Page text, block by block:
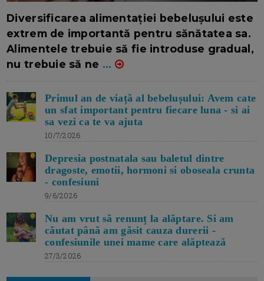
Diversificarea alimentației bebelușului este
extrem de importantă pentru sănătatea sa.
Alimentele trebuie să fie introduse gradual,
nu trebuie să ne ...
Primul an de viață al bebelușului: Avem cate
un sfat important pentru fiecare luna - si ai
sa vezi ca te va ajuta
10/7/2026
Depresia postnatala sau baletul dintre
dragoste, emotii, hormoni si oboseala crunta
- confesiuni
9/6/2026
Nu am vrut să renunț la alăptare. Si am
căutat până am găsit cauza durerii -
confesiunile unei mame care alăptează
27/3/2026